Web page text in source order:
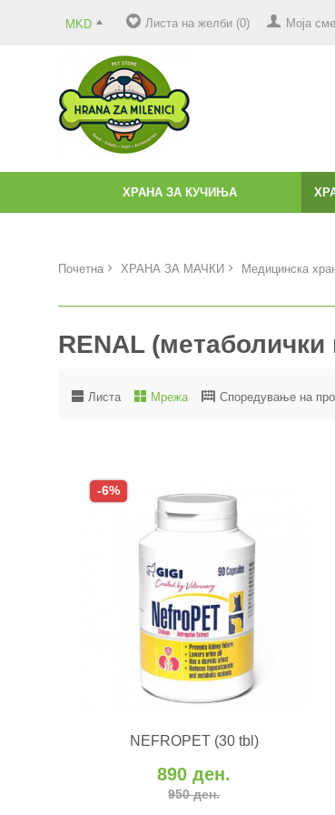
MKD Листа на желби (0) Моја
ХРАНА ЗА КУЧИЊА
Почетна ХРАНА ЗА МАЧКИ Медицинска
RENAL
Листа Мрежа Споредување на
-6%
NEFROPET (30 tbl)
890 ден.
950 ден.
Додај во желби Додај за споредба